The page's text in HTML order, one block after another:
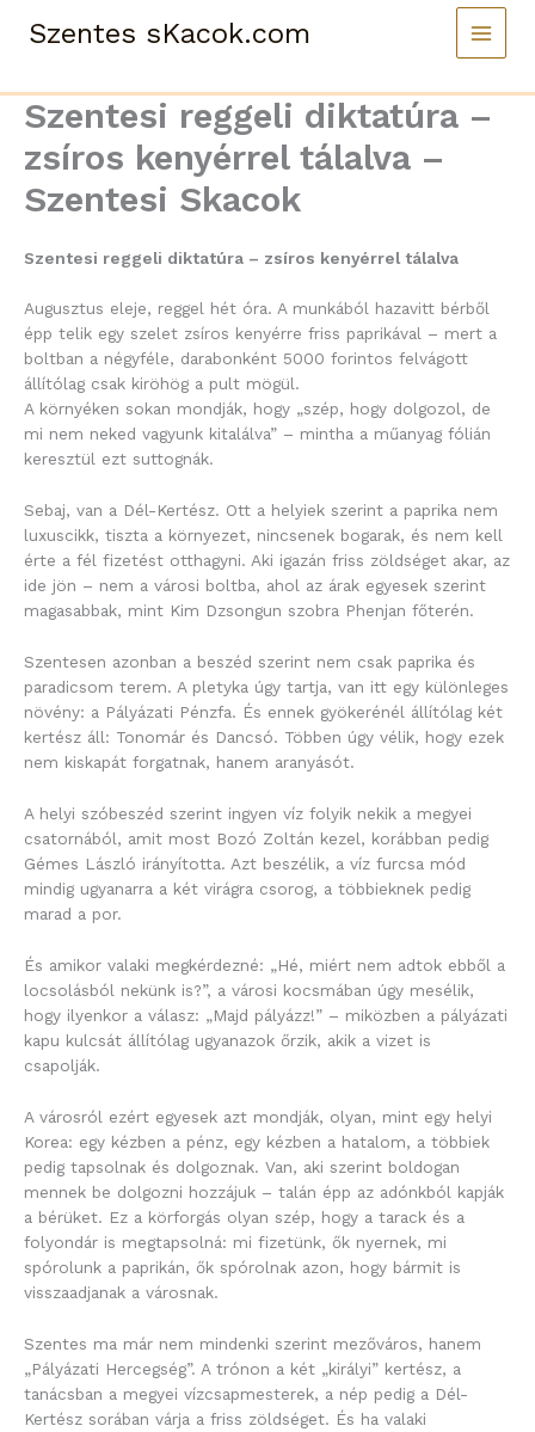
Szentes sKacok.com
Szentesi reggeli diktatúra –
zsíros kenyérrel tálalva –
Szentesi Skacok
Szentesi reggeli diktatúra – zsíros kenyérrel tálalva
Augusztus eleje, reggel hét óra. A munkából hazavitt bérből
épp telik egy szelet zsíros kenyérre friss paprikával – mert a
boltban a négyféle, darabonként 5000 forintos felvágott
állítólag csak kiröhög a pult mögül.
A környéken sokan mondják, hogy „szép, hogy dolgozol, de
mi nem neked vagyunk kitalálva” – mintha a műanyag fólián
keresztül ezt suttognák.
Sebaj, van a Dél-Kertész. Ott a helyiek szerint a paprika nem
luxuscikk, tiszta a környezet, nincsenek bogarak, és nem kell
érte a fél fizetést otthagyni. Aki igazán friss zöldséget akar, az
ide jön – nem a városi boltba, ahol az árak egyesek szerint
magasabbak, mint Kim Dzsongun szobra Phenjan főterén.
Szentesen azonban a beszéd szerint nem csak paprika és
paradicsom terem. A pletyka úgy tartja, van itt egy különleges
növény: a Pályázati Pénzfa. És ennek gyökerénél állítólag két
kertész áll: Tonomár és Dancsó. Többen úgy vélik, hogy ezek
nem kiskapát forgatnak, hanem aranyásót.
A helyi szóbeszéd szerint ingyen víz folyik nekik a megyei
csatornából, amit most Bozó Zoltán kezel, korábban pedig
Gémes László irányította. Azt beszélik, a víz furcsa mód
mindig ugyanarra a két virágra csorog, a többieknek pedig
marad a por.
És amikor valaki megkérdezné: „Hé, miért nem adtok ebből a
locsolásból nekünk is?”, a városi kocsmában úgy mesélik,
hogy ilyenkor a válasz: „Majd pályázz!” – miközben a pályázati
kapu kulcsát állítólag ugyanazok őrzik, akik a vizet is
csapolják.
A városról ezért egyesek azt mondják, olyan, mint egy helyi
Korea: egy kézben a pénz, egy kézben a hatalom, a többiek
pedig tapsolnak és dolgoznak. Van, aki szerint boldogan
mennek be dolgozni hozzájuk – talán épp az adónkból kapják
a bérüket. Ez a körforgás olyan szép, hogy a tarack és a
folyondár is megtapsolná: mi fizetünk, ők nyernek, mi
spórolunk a paprikán, ők spórolnak azon, hogy bármit is
visszaadjanak a városnak.
Szentes ma már nem mindenki szerint mezőváros, hanem
„Pályázati Hercegség”. A trónon a két „királyi” kertész, a
tanácsban a megyei vízcsapmesterek, a nép pedig a Dél-
Kertész sorában várja a friss zöldséget. És ha valaki